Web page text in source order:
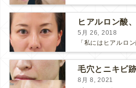
5月 26, 2018
8月 8, 2021